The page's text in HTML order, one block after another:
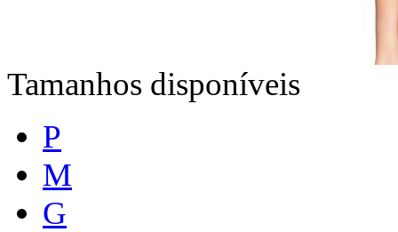
Tamanhos disponíveis
P
M
G